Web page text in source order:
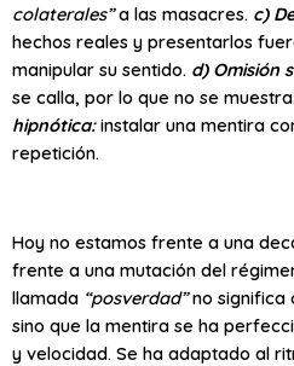
colaterales”a las masacres. c)
hechos reales y presentarlos
manipular su sentido. d) Omisión
se calla, por lo que no se muestra.
hipnótica: instalar una mentira
repetición.
Hoy no estamos frente a una
frente a una mutación del
llamada “posverdad”no significa
sino que la mentira se ha
y velocidad. Se ha adaptado al